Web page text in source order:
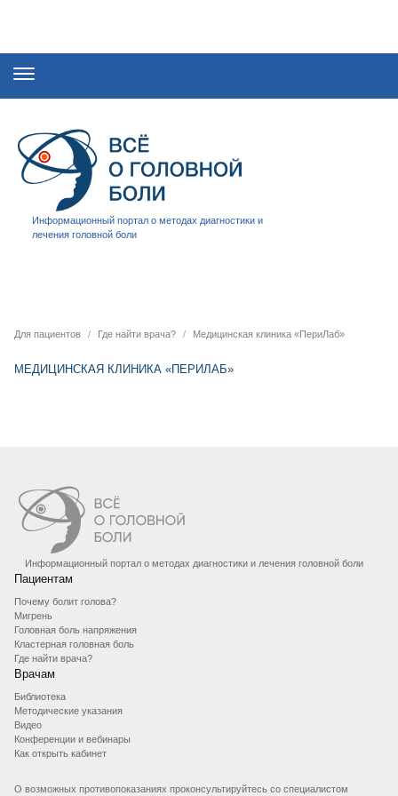
Информационный портал о методах диагностики и
лечения головной боли
Для пациентов Где найти врача? Медицинская клиника «ПериЛаб»
МЕДИЦИНСКАЯ КЛИНИКА «ПЕРИЛАБ»
Информационный портал о методах диагностики и лечения головной боли
Пациентам
Почему болит голова?
Мигрень
Головная боль напряжения
Кластерная головная боль
Где найти врача?
Врачам
Библиотека
Методические указания
Видео
Конференции и вебинары
Как открыть кабинет
О возможных противопоказаниях проконсультируйтесь со специалистом